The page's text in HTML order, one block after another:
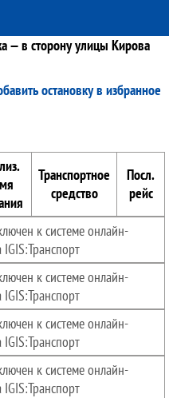
— в сторону улицы Кирова
остановку в избранное
Транспортное
средство
Посл.
рейс
к системе онлайн-
к системе онлайн-
к системе онлайн-
к системе онлайн-